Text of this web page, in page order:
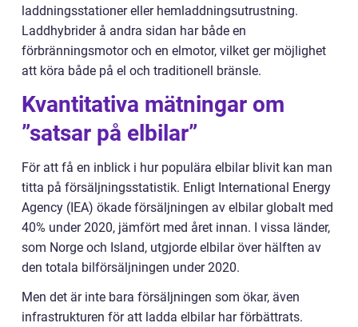
laddningsstationer eller hemladdningsutrustning.
Laddhybrider å andra sidan har både en
förbränningsmotor och en elmotor, vilket ger möjlighet
att köra både på el och traditionell bränsle.
Kvantitativa mätningar om
”satsar på elbilar”
För att få en inblick i hur populära elbilar blivit kan man
titta på försäljningsstatistik. Enligt International Energy
Agency (IEA) ökade försäljningen av elbilar globalt med
40% under 2020, jämfört med året innan. I vissa länder,
som Norge och Island, utgjorde elbilar över hälften av
den totala bilförsäljningen under 2020.
Men det är inte bara försäljningen som ökar, även
infrastrukturen för att ladda elbilar har förbättrats.